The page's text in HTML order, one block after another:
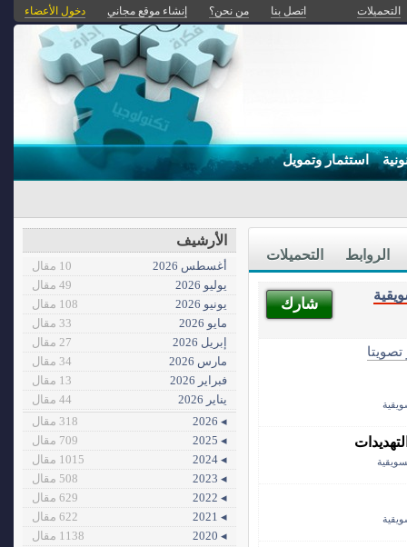
التحميلات اتصل بنا من نحن؟ إنشاء موقع مجاني دخول الأعضاء
استثمار وتمويل
التحميلات الروابط
شارك
تصويتا
الأرشيف
أغسطس 2026
10 مقال
يوليو 2026
49 مقال
يونيو 2026
108 مقال
مايو 2026
33 مقال
إبريل 2026
27 مقال
مارس 2026
34 مقال
فبراير 2026
13 مقال
يناير 2026
44 مقال
◂ 2026
318 مقال
◂ 2025
709 مقال
◂ 2024
1015 مقال
◂ 2023
508 مقال
◂ 2022
629 مقال
◂ 2021
622 مقال
◂ 2020
1138 مقال